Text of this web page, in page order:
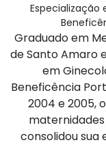
Especialização
Graduado em
de Santo Amaro
em
Beneficência
2004 e 2005,
consolidou sua